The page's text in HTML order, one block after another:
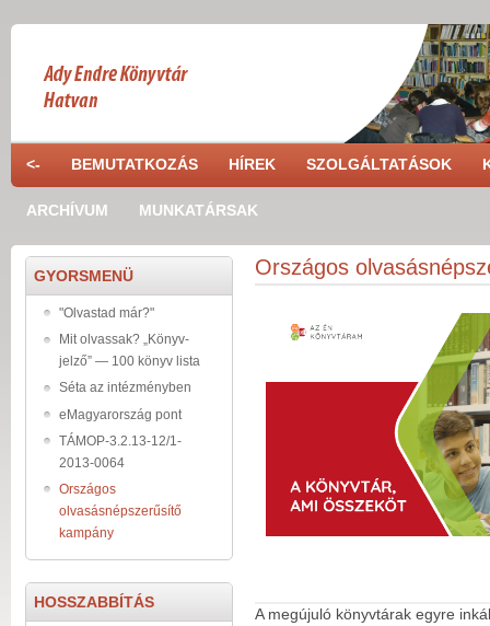
<- BEMUTATKOZÁS HÍREK SZOLGÁLTATÁSOK
ARCHÍVUM MUNKATÁRSAK
Országos
A megújuló könyvtárak egyre
GYORSMENÜ
"Olvastad már?"
Mit olvassak? „Könyv-
jelző” — 100 könyv lista
Séta az intézményben
eMagyarország pont
TÁMOP-3.2.13-12/1-
2013-0064
Országos
olvasásnépszerűsítő
kampány
HOSSZABBÍTÁS